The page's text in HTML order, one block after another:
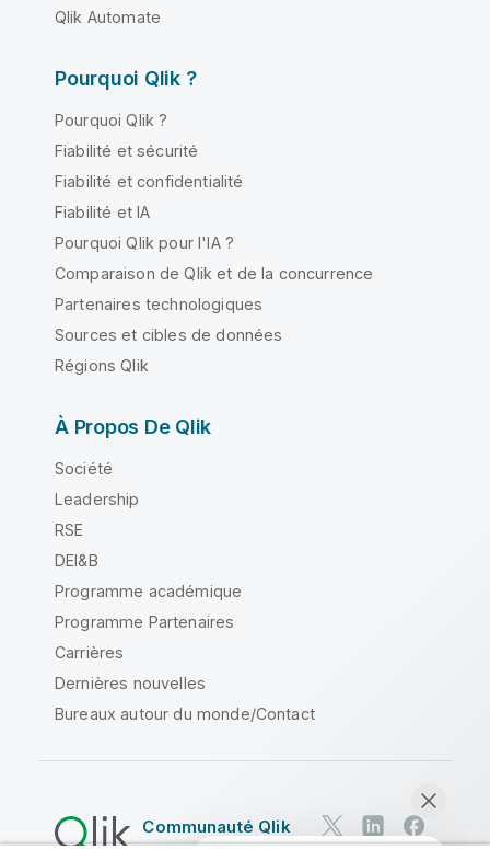
Qlik Automate
Pourquoi Qlik ?
Pourquoi Qlik ?
Fiabilité et sécurité
Fiabilité et confidentialité
Fiabilité et IA
Pourquoi Qlik pour l'IA ?
Comparaison de Qlik et de la concurrence
Partenaires technologiques
Sources et cibles de données
Régions Qlik
À Propos De Qlik
Société
Leadership
RSE
DEI&B
Programme académique
Programme Partenaires
Carrières
Dernières nouvelles
Bureaux autour du monde/Contact
Communauté Qlik